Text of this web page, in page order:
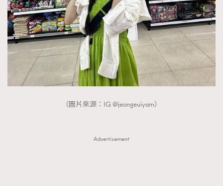
（圖片來源：IG @jeongeuiyam）
Advertisement